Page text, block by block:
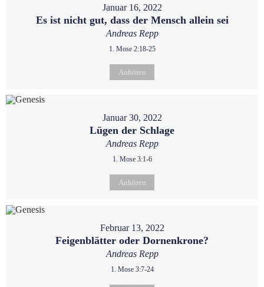
Januar 16, 2022
Es ist nicht gut, dass der Mensch allein sei
Andreas Repp
1. Mose 2:18-25
Anhören
Januar 30, 2022
Lügen der Schlage
Andreas Repp
1. Mose 3:1-6
Anhören
Februar 13, 2022
Feigenblätter oder Dornenkrone?
Andreas Repp
1. Mose 3:7-24